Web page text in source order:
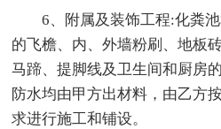
6、附属及装饰工程:化粪
的飞檐、内、外墙粉刷、地板
马蹄、提脚线及卫生间和厨房
防水均由甲方出材料，由乙方
求进行施工和铺设。